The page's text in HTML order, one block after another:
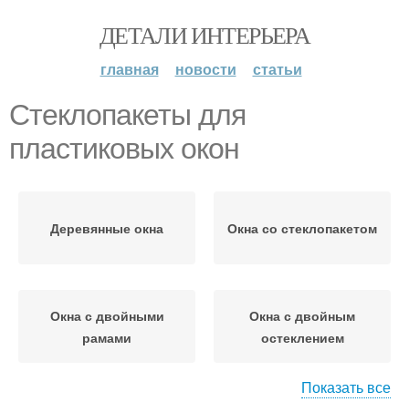
ДЕТАЛИ ИНТЕРЬЕРА
главная новости статьи
Стеклопакеты для
пластиковых окон
Деревянные окна Окна со стеклопакетом
Окна с двойными
рамами
Окна с двойным
остеклением
Показать все